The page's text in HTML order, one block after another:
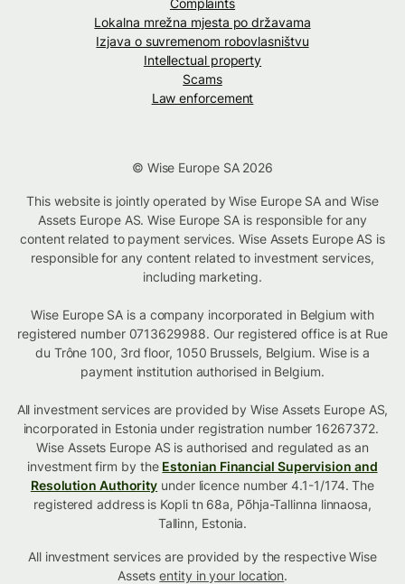
Lokalna mrežna mjesta po državama
Izjava o suvremenom robovlasništvu
Intellectual property
Scams
Law enforcement
© Wise Europe SA 2026
This website is jointly operated by Wise Europe SA and Wise
Assets Europe AS. Wise Europe SA is responsible for any
content related to payment services. Wise Assets Europe AS is
responsible for any content related to investment services,
including marketing.
Wise Europe SA is a company incorporated in Belgium with
registered number 0713629988. Our registered office is at Rue
du Trône 100, 3rd floor, 1050 Brussels, Belgium. Wise is a
payment institution authorised in Belgium.
All investment services are provided by Wise Assets Europe AS,
incorporated in Estonia under registration number 16267372.
Wise Assets Europe AS is authorised and regulated as an
investment firm by the Estonian Financial Supervision and
Resolution Authority under licence number 4.1-1/174. The
registered address is Kopli tn 68a, Põhja-Tallinna linnaosa,
Tallinn, Estonia.
All investment services are provided by the respective Wise
Assetsentity in your location.